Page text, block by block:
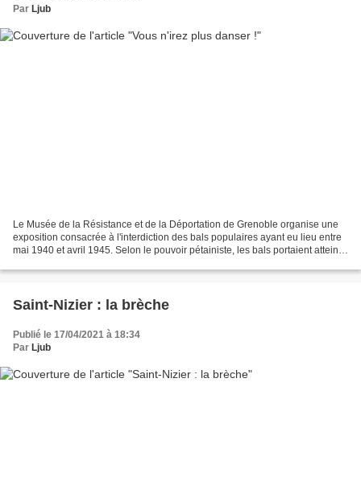
Par Ljub
Le Musée de la Résistance et de la Déportation de Grenoble organise une
exposition consacrée à l'interdiction des bals populaires ayant eu lieu entre
mai 1940 et avril 1945. Selon le pouvoir pétainiste, les bals portaient atteinte
Saint-Nizier : la brèche
Publié le 17/04/2021 à 18:34
Par Ljub